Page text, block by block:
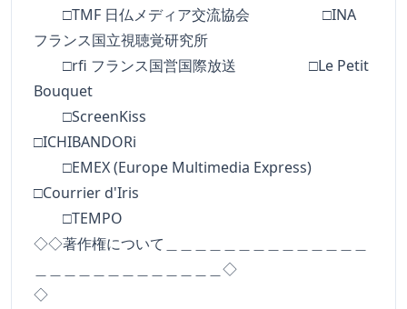
□TMF 日仏メディア交流協会 □INA
フランス国立視聴覚研究所
□rfi フランス国営国際放送 □Le Petit
Bouquet
□ScreenKiss
□ICHIBANDORi
□EMEX (Europe Multimedia Express)
□Courrier d'Iris
□TEMPO
◇◇著作権について＿＿＿＿＿＿＿＿＿＿＿＿＿＿
＿＿＿＿＿＿＿＿＿＿＿＿＿◇
◇